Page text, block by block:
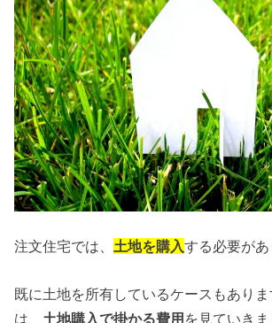
注文住宅では、 土地を購入する必要があ
既に土地を所有しているケースもあり
は、 土地購入で掛かる費用 を見ていきま